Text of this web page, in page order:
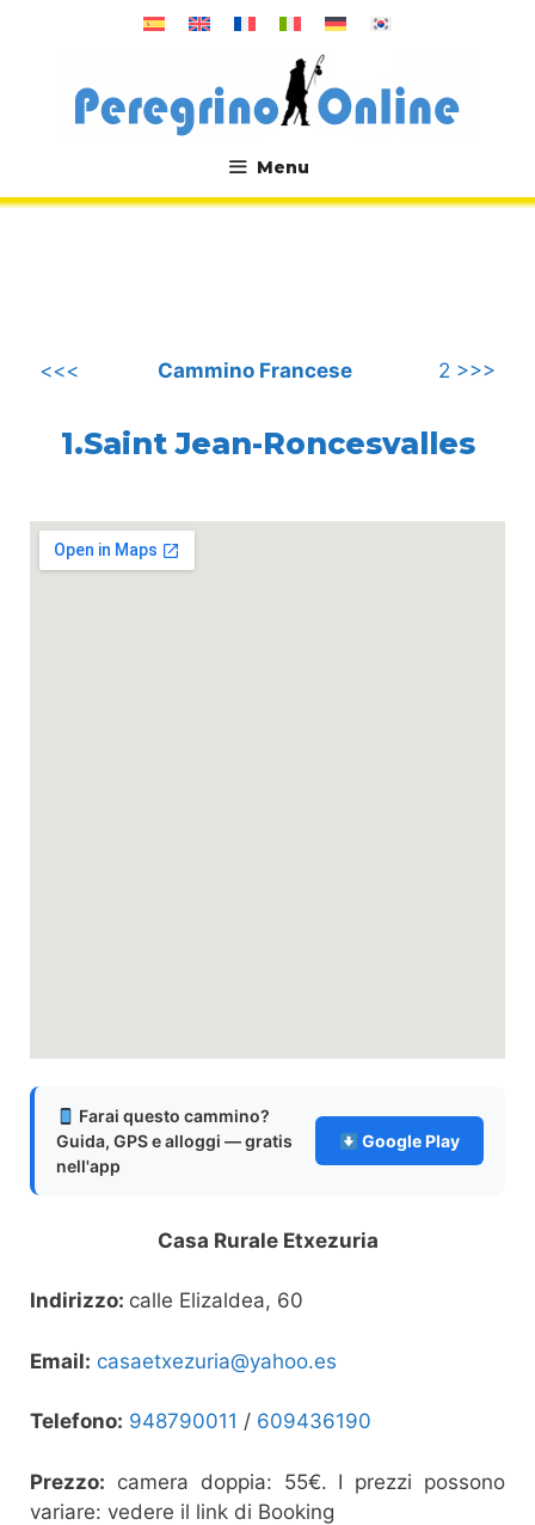
Menu
.
<<< Cammino Francese 2 >>>
1.Saint Jean-Roncesvalles
Farai questo cammino?
Guida, GPS e alloggi — gratis
nell'app
Google Play
Casa Rurale Etxezuria
Indirizzo: calle Elizaldea, 60
Email: casaetxezuria@yahoo.es
Telefono: 948790011 / 609436190
Prezzo: camera doppia: 55€. I prezzi possono
variare: vedere il link di Booking